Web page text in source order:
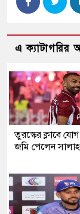
এ ক্যাটাগরির
তুরস্কের ক্লাবে
জমি পেলেন সালাহ